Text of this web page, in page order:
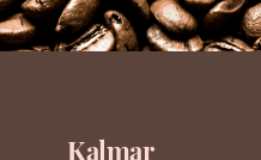
Kalmar